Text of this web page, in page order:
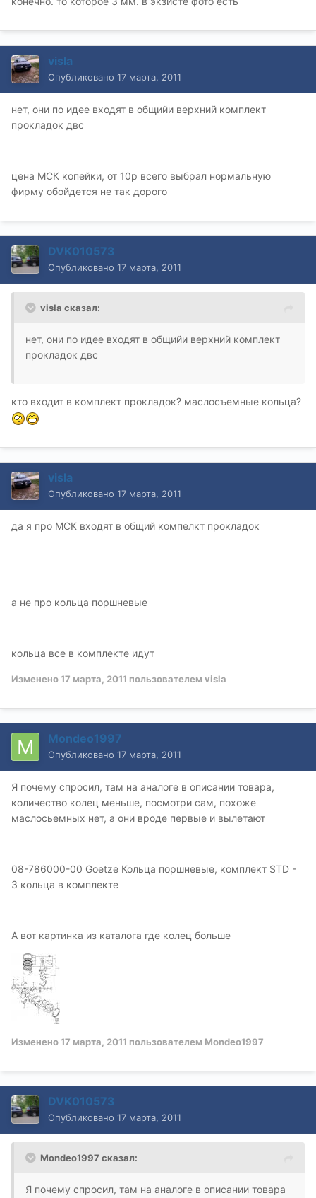
visla
Опубликовано 17 марта, 2011
нет, они по идее входят в общийи верхний комплект
прокладок двс
цена МСК копейки, от 10р всего выбрал нормальную
фирму обойдется не так дорого
DVK010573
Опубликовано 17 марта, 2011
visla сказал:
нет, они по идее входят в общийи верхний комплект
прокладок двс
кто входит в комплект прокладок? маслосъемные кольца?
visla
Опубликовано 17 марта, 2011
да я про МСК входят в общий компелкт прокладок
а не про кольца поршневые
кольца все в комплекте идут
Изменено17 марта, 2011 пользователем visla
Mondeo1997
Опубликовано 17 марта, 2011
Я почему спросил, там на аналоге в описании товара,
количество колец меньше, посмотри сам, похоже
маслосьемных нет, а они вроде первые и вылетают
08-786000-00 Goetze Кольца поршневые, комплект STD -
3 кольца в комплекте
А вот картинка из каталога где колец больше
Изменено17 марта, 2011 пользователем Mondeo1997
DVK010573
Опубликовано 17 марта, 2011
Mondeo1997 сказал:
Я почему спросил, там на аналоге в описании товара